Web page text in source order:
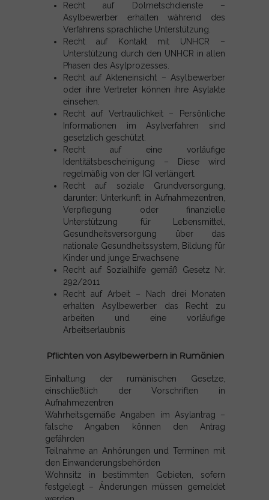
Recht auf Dolmetschdienste –
Asylbewerber erhalten während des
Verfahrens sprachliche Unterstützung.
Recht auf Kontakt mit UNHCR –
Unterstützung durch den UNHCR in allen
Phasen des Asylprozesses.
Recht auf Akteneinsicht – Asylbewerber
oder ihre Vertreter können ihre Asylakte
einsehen.
Recht auf Vertraulichkeit – Persönliche
Informationen im Asylverfahren sind
gesetzlich geschützt.
Recht auf eine vorläufige
Identitätsbescheinigung – Diese wird
regelmäßig von der IGI verlängert.
Recht auf soziale Grundversorgung,
darunter: Unterkunft in Aufnahmezentren,
Verpflegung oder finanzielle
Unterstützung für Lebensmittel,
Gesundheitsversorgung über das
nationale Gesundheitssystem, Bildung für
Kinder und junge Erwachsene
Recht auf Sozialhilfe gemäß Gesetz Nr.
292/2011
Recht auf Arbeit – Nach drei Monaten
erhalten Asylbewerber das Recht zu
arbeiten und eine vorläufige
Arbeitserlaubnis
Pflichten von Asylbewerbern in Rumänien
Einhaltung der rumänischen Gesetze,
einschließlich der Vorschriften in
Aufnahmezentren
Wahrheitsgemäße Angaben im Asylantrag –
falsche Angaben können den Antrag
gefährden
Teilnahme an Anhörungen und Terminen mit
den Einwanderungsbehörden
Wohnsitz in bestimmten Gebieten, sofern
festgelegt – Änderungen müssen gemeldet